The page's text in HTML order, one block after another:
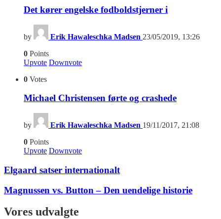
Det kører engelske fodboldstjerner i
by Erik Hawaleschka Madsen 23/05/2019, 13:26
0 Points
Upvote Downvote
0 Votes
Michael Christensen førte og crashede
by Erik Hawaleschka Madsen 19/11/2017, 21:08
0 Points
Upvote Downvote
Elgaard satser internationalt
Magnussen vs. Button – Den uendelige historie
Vores udvalgte